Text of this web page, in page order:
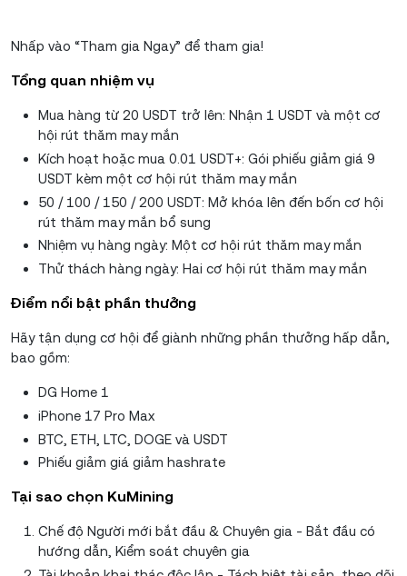
Nhấp vào “Tham gia Ngay” để tham gia!
Tổng quan nhiệm vụ
Mua hàng từ 20 USDT trở lên: Nhận 1 USDT và một cơ
hội rút thăm may mắn
Kích hoạt hoặc mua 0.01 USDT+: Gói phiếu giảm giá 9
USDT kèm một cơ hội rút thăm may mắn
50 / 100 / 150 / 200 USDT: Mở khóa lên đến bốn cơ hội
rút thăm may mắn bổ sung
Nhiệm vụ hàng ngày: Một cơ hội rút thăm may mắn
Thử thách hàng ngày: Hai cơ hội rút thăm may mắn
Điểm nổi bật phần thưởng
Hãy tận dụng cơ hội để giành những phần thưởng hấp dẫn,
bao gồm:
DG Home 1
iPhone 17 Pro Max
BTC, ETH, LTC, DOGE và USDT
Phiếu giảm giá giảm hashrate
Tại sao chọn KuMining
Chế độ Người mới bắt đầu & Chuyên gia - Bắt đầu có
hướng dẫn, Kiểm soát chuyên gia